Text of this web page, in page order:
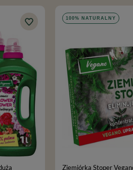
100% NATURALNY
Ziemiórka Stoper